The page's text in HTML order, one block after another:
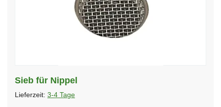
Sieb für Nippel
Lieferzeit: 3-4 Tage